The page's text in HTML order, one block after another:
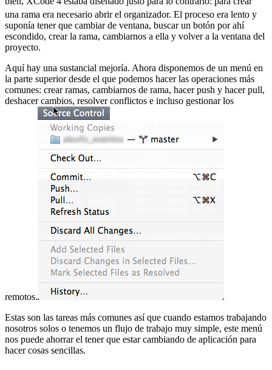
una rama era necesario abrir el organizador. El proceso era lento y
suponía tener que cambiar de ventana, buscar un botón por ahí
escondido, crear la rama, cambiarnos a ella y volver a la ventana del
proyecto.
Aquí hay una sustancial mejoría. Ahora disponemos de un menú en
la parte superior desde el que podemos hacer las operaciones más
comunes: crear ramas, cambiarnos de rama, hacer push y hacer pull,
deshacer cambios, resolver conflictos e incluso gestionar los
remotos.
Estas son las tareas más comunes así que cuando estamos trabajando
nosotros solos o tenemos un flujo de trabajo muy simple, este menú
nos puede ahorrar el tener que estar cambiando de aplicación para
hacer cosas sencillas.